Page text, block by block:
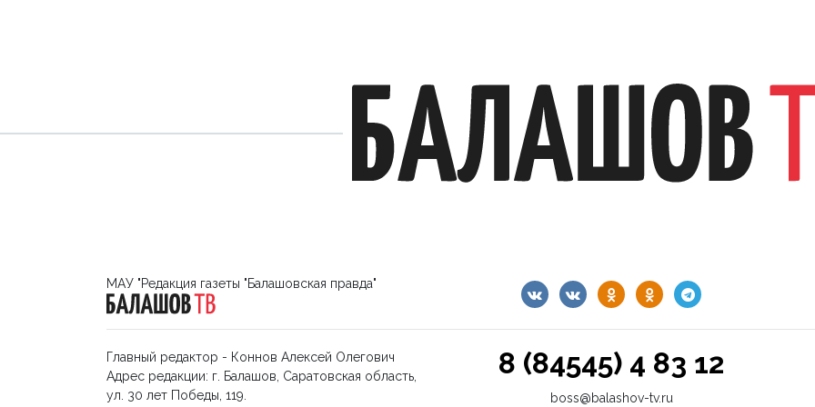
МАУ "Редакция газеты "Балашовская правда"
Главный редактор - Коннов Алексей Олегович
Адрес редакции: г. Балашов, Саратовская область,
ул. 30 лет Победы, 119.
8 (84545) 4 83 12
boss@balashov-tv.ru